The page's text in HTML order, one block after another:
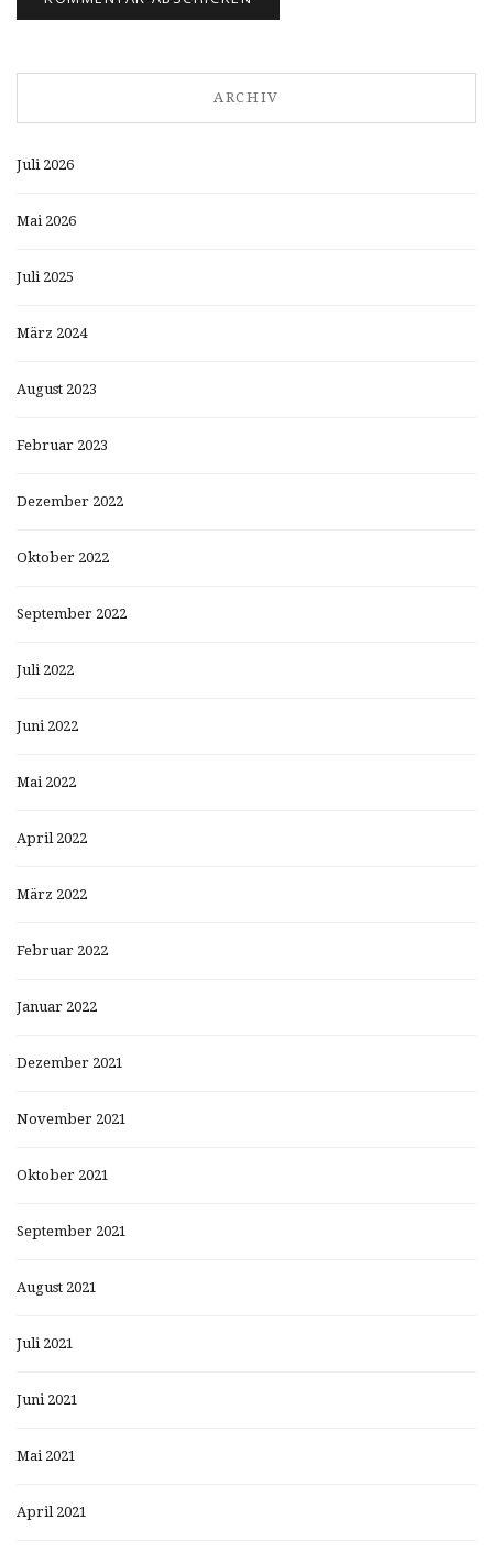
ARCHIV
Juli 2026
Mai 2026
Juli 2025
März 2024
August 2023
Februar 2023
Dezember 2022
Oktober 2022
September 2022
Juli 2022
Juni 2022
Mai 2022
April 2022
März 2022
Februar 2022
Januar 2022
Dezember 2021
November 2021
Oktober 2021
September 2021
August 2021
Juli 2021
Juni 2021
Mai 2021
April 2021